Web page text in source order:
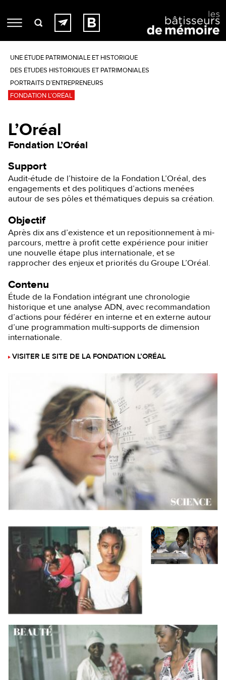
UNE ÉTUDE PATRIMONIALE ET HISTORIQUE
DES ÉTUDES HISTORIQUES ET PATRIMONIALES
PORTRAITS D’ENTREPRENEURS
FONDATION L’ORÉAL
L’Oréal
Fondation L’Oréal
Support
Audit-étude de l’histoire de la Fondation L’Oréal, des
engagements et des politiques d’actions menées
autour de ses pôles et thématiques depuis sa création.
Objectif
Après dix ans d’existence et un repositionnement à mi-
parcours, mettre à profit cette expérience pour initier
une nouvelle étape plus internationale, et se
rapprocher des enjeux et priorités du Groupe L’Oréal.
Contenu
Étude de la Fondation intégrant une chronologie
historique et une analyse ADN, avec recommandation
d’actions pour fédérer en interne et en externe autour
d’une programmation multi-supports de dimension
internationale.
VISITER LE SITE DE LA FONDATION L’ORÉAL